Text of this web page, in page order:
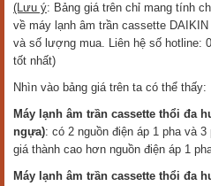
(Lưu ý: Bảng giá trên chỉ mang tính
về máy lạnh âm trần cassette
và số lượng mua. Liên hệ số hotline:
tốt nhất)
Nhìn vào bảng giá trên ta có thể thấy:
Máy lạnh âm trần cassette thổi đa
ngựa): có 2 nguồn điện áp 1 pha và
giá thành cao hơn nguồn điện áp 1
Máy lạnh âm trần cassette thổi đa